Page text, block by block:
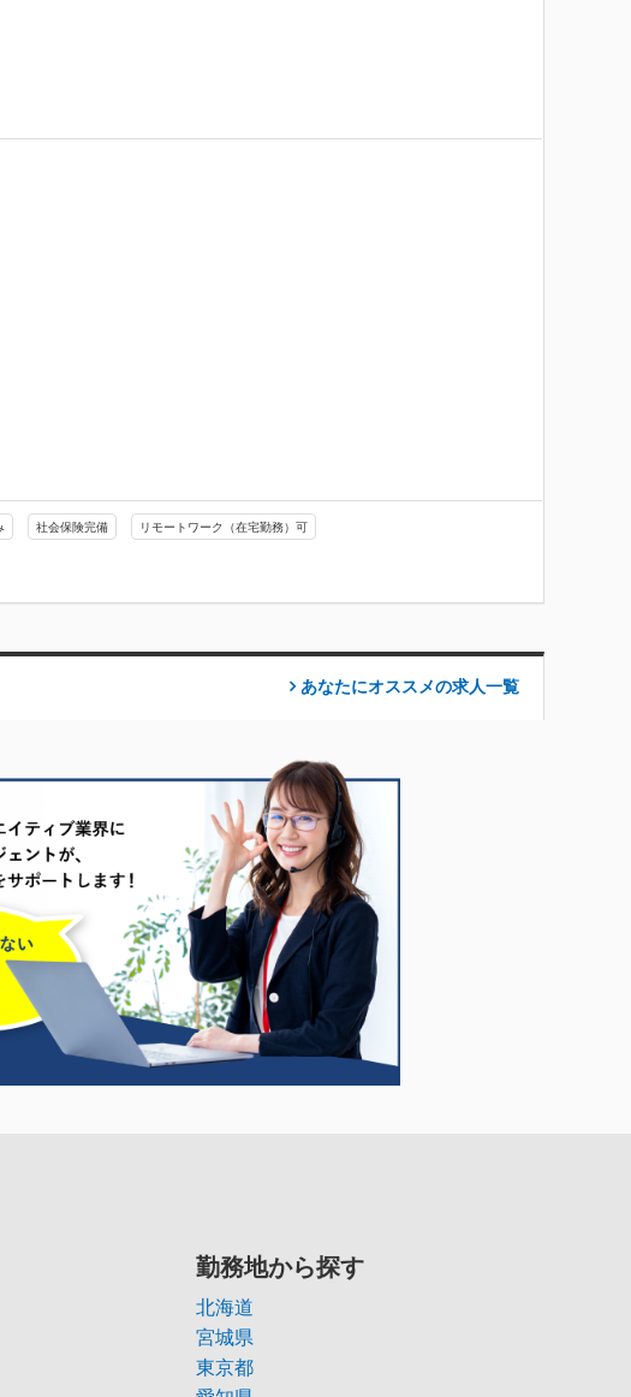
社会保険完備 リモートワーク（在宅勤務）可
あなたにオススメの求人一覧
勤務地から探す
北海道
宮城県
東京都